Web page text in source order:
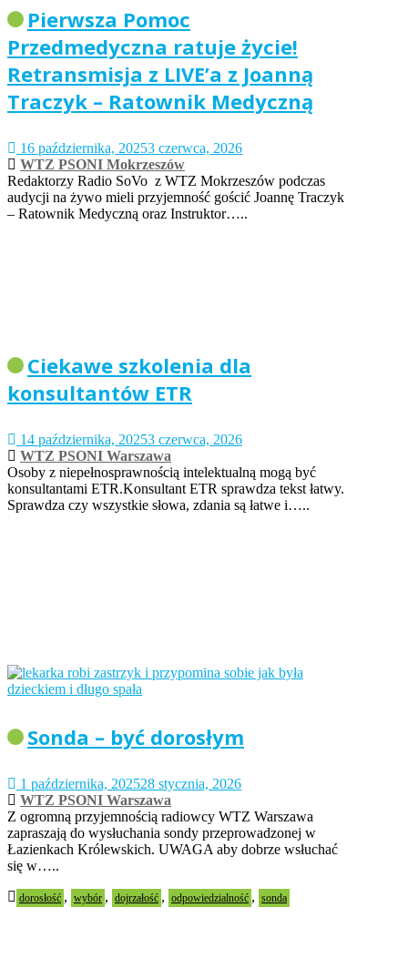
Pierwsza Pomoc
Przedmedyczna ratuje życie!
Retransmisja z LIVE’a z Joanną
Traczyk – Ratownik Medyczną
16 października, 20253 czerwca, 2026
WTZ PSONI Mokrzeszów
Redaktorzy Radio SoVo z WTZ Mokrzeszów podczas
audycji na żywo mieli przyjemność gościć Joannę Traczyk
– Ratownik Medyczną oraz Instruktor…..
Ciekawe szkolenia dla
konsultantów ETR
14 października, 20253 czerwca, 2026
WTZ PSONI Warszawa
Osoby z niepełnosprawnością intelektualną mogą być
konsultantami ETR.Konsultant ETR sprawdza tekst łatwy.
Sprawdza czy wszystkie słowa, zdania są łatwe i…..
Sonda – być dorosłym
1 października, 202528 stycznia, 2026
WTZ PSONI Warszawa
Z ogromną przyjemnością radiowcy WTZ Warszawa
zapraszają do wysłuchania sondy przeprowadzonej w
Łazienkach Królewskich. UWAGA aby dobrze wsłuchać
się w…..
dorosłość , wybór , dojrzałość , odpowiedzialność , sonda